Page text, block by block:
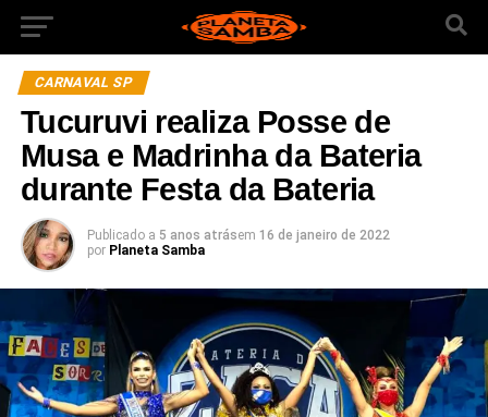
CARNAVAL SP
Tucuruvi realiza Posse de
Musa e Madrinha da Bateria
durante Festa da Bateria
Publicado a 5 anos atrásem 16 de janeiro de 2022
por Planeta Samba